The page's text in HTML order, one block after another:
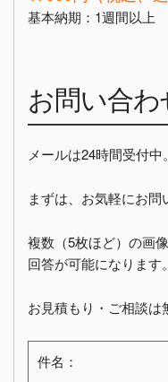
基本納期：1週間以上
お問い合
メールは24時間受付中。
まずは、お気軽にお問
複数（5枚ほど）の画
回答が可能になります。
お見積もり・ご相談は
件名：